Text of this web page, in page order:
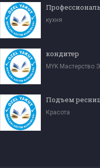
кухня
кондитер
MYK Мастерство
Подъем
Красота